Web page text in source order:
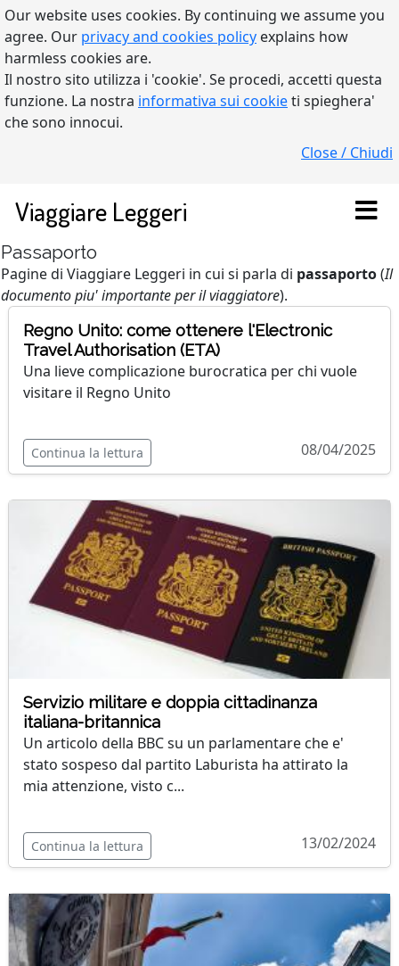
Our website uses cookies. By continuing we assume you
agree. Our privacy and cookies policy explains how
harmless cookies are.
Il nostro sito utilizza i 'cookie'. Se procedi, accetti questa
funzione. La nostra informativa sui cookieti spieghera'
che sono innocui.
Close / Chiudi
Viaggiare Leggeri
Passaporto
Pagine di Viaggiare Leggeri in cui si parla di passaporto(Il
documento piu' importante per il viaggiatore).
Regno Unito: come ottenere l'Electronic
Travel Authorisation (ETA)
Una lieve complicazione burocratica per chi vuole
visitare il Regno Unito
Continua la lettura 08/04/2025
Servizio militare e doppia cittadinanza
italiana-britannica
Un articolo della BBC su un parlamentare che e'
stato sospeso dal partito Laburista ha attirato la
mia attenzione, visto c...
Continua la lettura 13/02/2024